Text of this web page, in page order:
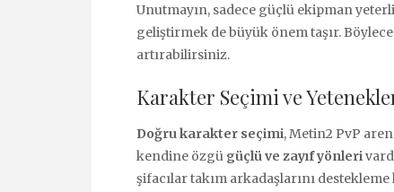
Unutmayın, sadece güçlü ekipman
geliştirmek de büyük önem taşır.
artırabilirsiniz.
Karakter Seçimi ve
Doğru karakter seçimi, Metin2 PvP
kendine özgü güçlü ve zayıf yönleri
şifacılar takım arkadaşlarını